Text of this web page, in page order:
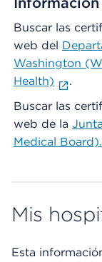
Buscar las
web del
Washington
Health)
.
Buscar las
web de la
Medical Board).
Mis
Esta